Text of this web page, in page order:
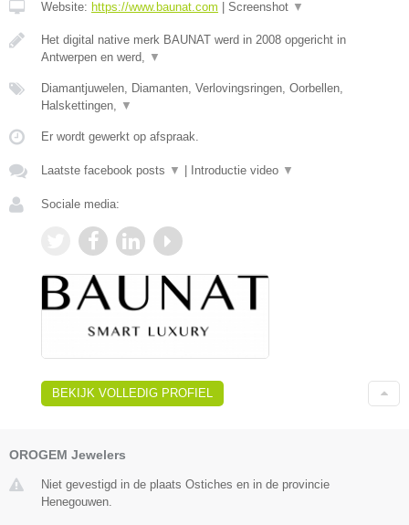
Website: https://www.baunat.com Screenshot ▼
Het digital native merk BAUNAT werd in 2008 opgericht in
Antwerpen en werd, ▼
Diamantjuwelen, Diamanten, Verlovingsringen, Oorbellen,
Halskettingen, ▼
Er wordt gewerkt op afspraak.
Laatste facebook posts ▼ Introductie video ▼
Sociale media:
BEKIJK VOLLEDIG PROFIEL
OROGEM Jewelers
Niet gevestigd in de plaats Ostiches en in de provincie
Henegouwen.